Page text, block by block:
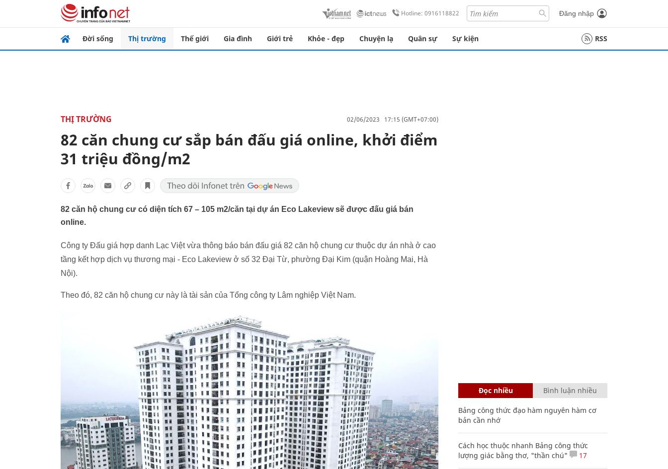
Hotline: 0916118822 Đăng nhập
Đời sống Thị trường Thế giới Gia đình Giới trẻ Khỏe - đẹp Chuyện lạ Quân sự Sự kiện RSS
THỊ TRƯỜNG 02/06/2023 17:15 (GMT+07:00)
82 căn chung cư sắp bán đấu giá online, khởi điểm
31 triệu đồng/m2
82 căn hộ chung cư có diện tích 67 – 105 m2/căn tại dự án Eco Lakeview sẽ được đấu giá bán
online.
Công ty Đấu giá hợp danh Lạc Việt vừa thông báo bán đấu giá 82 căn hộ chung cư thuộc dự án nhà ở cao
tầng kết hợp dịch vụ thương mại - Eco Lakeview ở số 32 Đại Từ, phường Đại Kim (quận Hoàng Mai, Hà
Nội).
Theo đó, 82 căn hộ chung cư này là tài sản của Tổng công ty Lâm nghiệp Việt Nam.
Đọc nhiều Bình luận nhiều
Bảng công thức đạo hàm nguyên hàm cơ
bản cần nhớ
Cách học thuộc nhanh Bảng công thức
lượng giác bằng thơ, "thần chú"
17